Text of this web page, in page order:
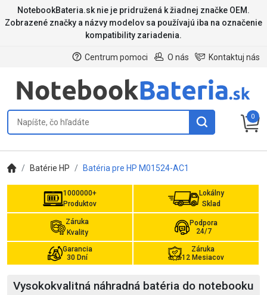
NotebookBateria.sk nie je pridružená k žiadnej značke OEM.
Zobrazené značky a názvy modelov sa používajú iba na označenie
kompatibility zariadenia.
Kontaktuj nás
O nás
Centrum pomoci
0
Batérie HP Batéria pre HP M01524-AC1
1000000+
Produktov
Lokálny
Sklad
Záruka
Kvality
Podpora
24/7
Garancia
30 Dní
Záruka
12 Mesiacov
Vysokokvalitná náhradná batéria do notebooku